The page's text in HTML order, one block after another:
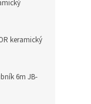
keramický
6m JB-